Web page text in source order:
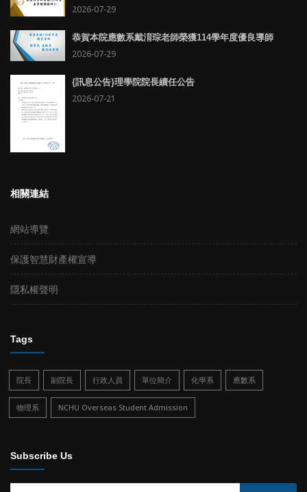
2026-07-29
恭賀本院應數系戴淯琮老師榮獲114學年度優良導師
2026-07-29
{訊息公告}理學院院長續任公告
2026-07-21
相關連結
網站導覽
保護智慧財產權宣導
隱私權聲明
Tags
院長 副院長 行政人員 單位簡介 化學系 應數系
物理系 NCHU Overseas Student Admission
Subscribe Us